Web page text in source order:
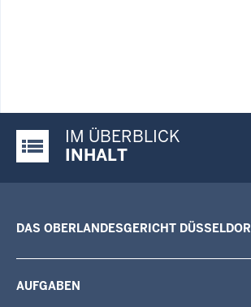
Justiz-Portal im Überblick:
IM ÜBERBLICK
INHALT
DAS OBERLANDESGERICHT
AUFGABEN